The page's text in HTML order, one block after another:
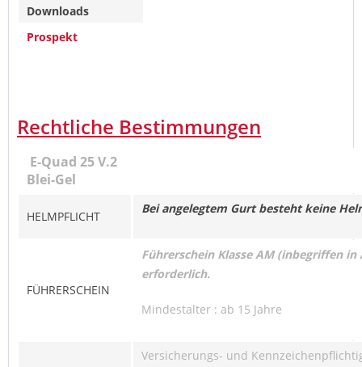
Downloads
Prospekt
Rechtliche Bestimmungen
E-Quad 25 V.2
Blei-Gel
HELMPFLICHT
Bei angelegtem Gurt besteht keine
FÜHRERSCHEIN
Führerschein Klasse AM (inbegriffen in
erforderlich.
Mindestalter : ab 15 Jahre
Versicherungs- und